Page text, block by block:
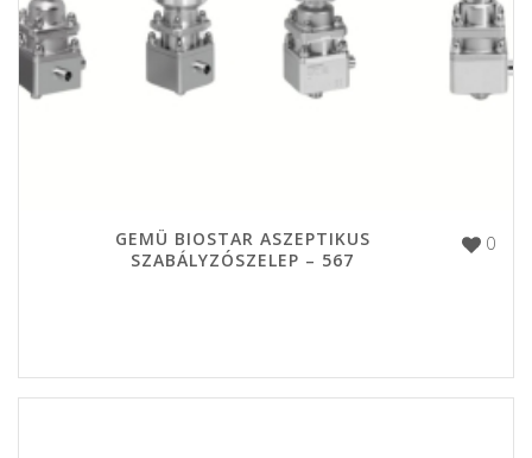
0
GEMÜ BIOSTAR ASZEPTIKUS
SZABÁLYZÓSZELEP – 567